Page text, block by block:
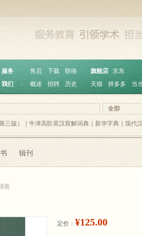
服务 ︱ 售后 下载
联络
我们
概述 招聘 历史
旗舰店 京东
天猫
拼多多 当
全部
三版） 牛津高阶英汉双解词典 新华字典 现代
辑刊
装
定价： ¥125.00